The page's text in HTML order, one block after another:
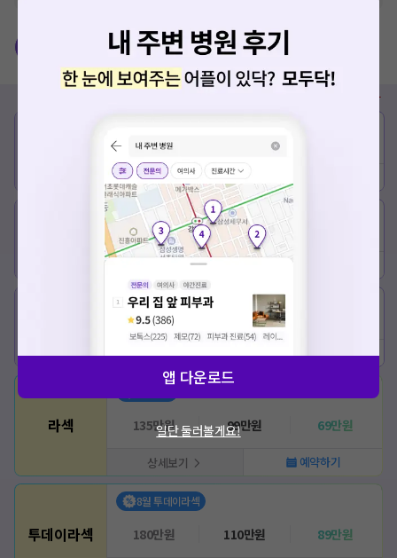
노안수술 백내장수술
임직원/학생 할인가
0원 ~
상세보기
680만원 ~
780만원
550만원 ~
600만원
상세보기
180만원 110만원
상세보기 예약하기
라섹 135만원 99만원 69만원
상세보기 예약하기
투데이라섹
8월 투데이라섹
180만원 110만원 89만원
앱 다운로드
일단 둘러볼게요!